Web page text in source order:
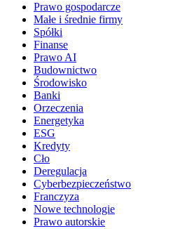
Prawo gospodarcze
Małe i średnie firmy
Spółki
Finanse
Prawo AI
Budownictwo
Środowisko
Banki
Orzeczenia
Energetyka
ESG
Kredyty
Cło
Deregulacja
Cyberbezpieczeństwo
Franczyza
Nowe technologie
Prawo autorskie